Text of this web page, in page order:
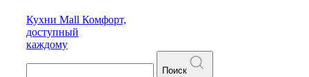
Кухни Mall Комфорт,
доступный
каждому
Поиск